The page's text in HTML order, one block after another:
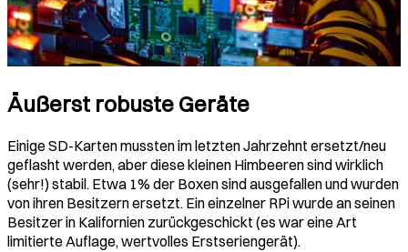
Äußerst robuste Geräte
Einige SD-Karten mussten im letzten Jahrzehnt ersetzt/neu
geflasht werden, aber diese kleinen Himbeeren sind wirklich
(sehr!) stabil. Etwa 1% der Boxen sind ausgefallen und wurden
von ihren Besitzern ersetzt. Ein einzelner RPi wurde an seinen
Besitzer in Kalifornien zurückgeschickt (es war eine Art
limitierte Auflage, wertvolles Erstseriengerät).